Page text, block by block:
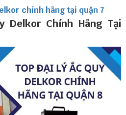
chính hãng tại quận 7
Delkor Chính Hãng Tại